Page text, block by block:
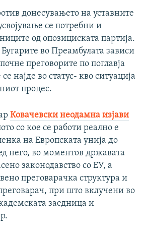
1080p
донесувањето на уставните
се потребни и
од опозициската партија.
во Преамбулата зависи
преговорите по поглавја
најде во статус- кво ситуација
процес.
Ковачевски неодамна изјави
со кое се работи реално е
на Европската унија до
него, во моментов државата
законодавство со ЕУ, а
преговарачка структура и
при што вклучени во
заедница и